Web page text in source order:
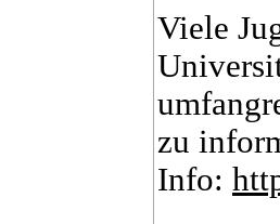
Viele
zu
Info: